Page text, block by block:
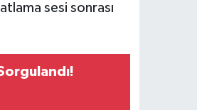
sesi sonrası